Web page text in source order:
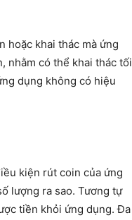
hoặc khai thác mà ứng
nhằm có thể khai thác tối
dụng không có hiệu
kiện rút coin của ứng
lượng ra sao. Tương tự
tiền khỏi ứng dụng. Đa